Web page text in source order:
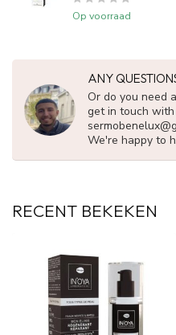
Op voorraad
ANY
Or do you need
get in touch
We're happy to
RECENT BEKEKEN